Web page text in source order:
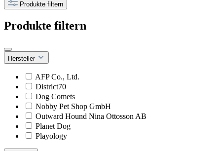
Produkte filtern
Produkte filtern
Hersteller
AFP Co., Ltd.
District70
Dog Comets
Nobby Pet Shop GmbH
Outward Hound Nina Ottosson AB
Planet Dog
Playology